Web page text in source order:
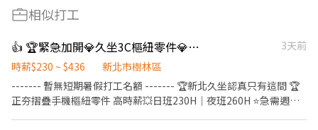
相似打工
👍 🏆緊急加開💎久坐3C樞紐零件💎新手村經驗爆表❤️高時薪260H❤️週休六日❤️立即上班
3天前
時薪$230 ~ $436
新北市樹林區
------- 暫無短期暑假打工名額 ------- 🏆新北久坐認真只有這間 🏆
正夯摺疊手機樞紐零件 高時薪💥日班230H｜夜班260H ⭐️急需週領